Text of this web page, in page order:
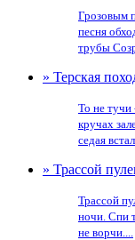
Грозовым
песня
трубы
» Терская
То не тучи
кручах
седая
» Трассой
Трассой
ночи. Спи
не ворчи....